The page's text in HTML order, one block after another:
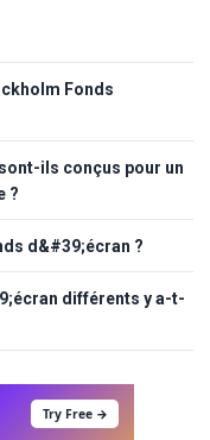
Fonds
ils conçus pour un
?
d&#39;écran ?
différents y a-t-
Try Free →